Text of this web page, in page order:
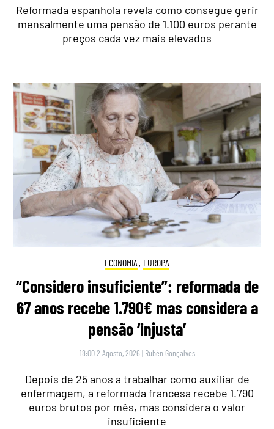
Reformada espanhola revela como consegue gerir
mensalmente uma pensão de 1.100 euros perante
preços cada vez mais elevados
ECONOMIA , EUROPA
“Considero insuficiente”: reformada de
67 anos recebe 1.790€ mas considera a
pensão ‘injusta’
18:00 2 Agosto, 2026 | Rubén Gonçalves
Depois de 25 anos a trabalhar como auxiliar de
enfermagem, a reformada francesa recebe 1.790
euros brutos por mês, mas considera o valor
insuficiente